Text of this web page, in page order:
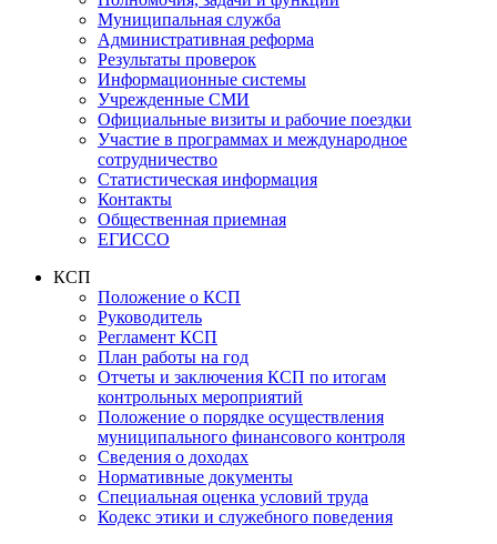
Муниципальная служба
Административная реформа
Результаты проверок
Информационные системы
Учрежденные СМИ
Официальные визиты и рабочие поездки
Участие в программах и международное
сотрудничество
Статистическая информация
Контакты
Общественная приемная
ЕГИССО
КСП
Положение о КСП
Руководитель
Регламент КСП
План работы на год
Отчеты и заключения КСП по итогам
контрольных мероприятий
Положение о порядке осуществления
муниципального финансового контроля
Сведения о доходах
Нормативные документы
Специальная оценка условий труда
Кодекс этики и служебного поведения